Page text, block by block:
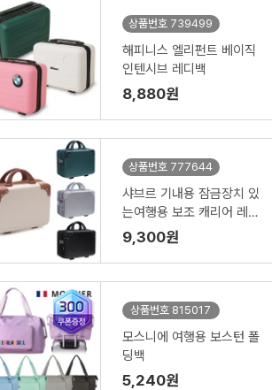
상품번호 739499
해피니스 엘리펀트 베이직
인텐시브 레디백
8,880원
상품번호 777644
샤브르 기내용 잠금장치 있
는여행용 보조 캐리어 레디
백
9,300원
상품번호 815017
모스니에 여행용 보스턴 폴
딩백
5,240원